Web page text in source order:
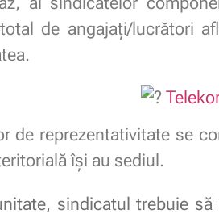
de angajaţi/lucrători
de reprezentativitate se
îşi au sediul.
sindicatul trebuie să